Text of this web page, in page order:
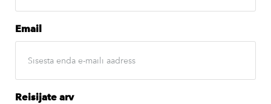
Email
Reisijate arv